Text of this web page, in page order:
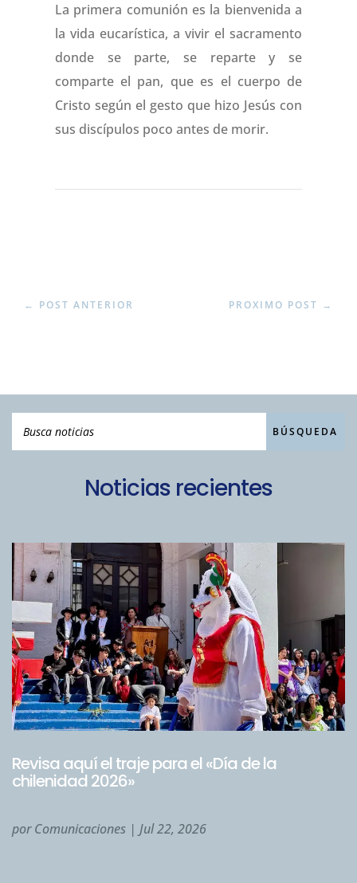
La primera comunión es la bienvenida a
la vida eucarística, a vivir el sacramento
donde se parte, se reparte y se
comparte el pan, que es el cuerpo de
Cristo según el gesto que hizo Jesús con
sus discípulos poco antes de morir.
← POST ANTERIOR PROXIMO POST →
Noticias recientes
Revisa aquí el traje para el «Día de la
chilenidad 2026»
porComunicaciones | Jul 22, 2026